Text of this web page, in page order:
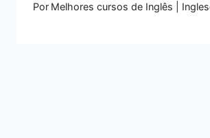
Por Melhores cursos de Inglês |